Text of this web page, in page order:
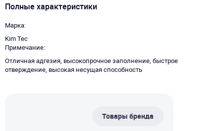
Полные характеристики
Марка
Kim Tec
Примечание
Отличная адгезия, высокопрочное заполнение, быстрое
отверждение, высокая несущая способность
Товары бренда